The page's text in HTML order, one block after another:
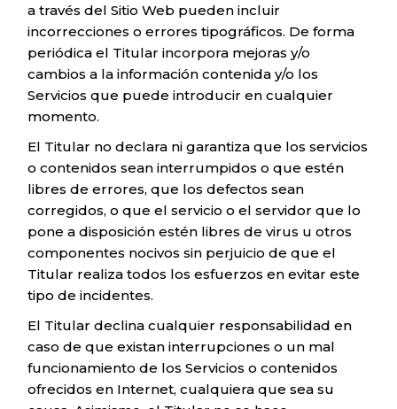
a través del Sitio Web pueden incluir
incorrecciones o errores tipográficos. De forma
periódica el Titular incorpora mejoras y/o
cambios a la información contenida y/o los
Servicios que puede introducir en cualquier
momento.
El Titular no declara ni garantiza que los servicios
o contenidos sean interrumpidos o que estén
libres de errores, que los defectos sean
corregidos, o que el servicio o el servidor que lo
pone a disposición estén libres de virus u otros
componentes nocivos sin perjuicio de que el
Titular realiza todos los esfuerzos en evitar este
tipo de incidentes.
El Titular declina cualquier responsabilidad en
caso de que existan interrupciones o un mal
funcionamiento de los Servicios o contenidos
ofrecidos en Internet, cualquiera que sea su